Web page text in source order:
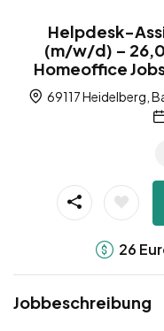
Helpdesk-
(m/w/d) –
Homeoffice
69117 Heidelberg,
26
Jobbeschreibung